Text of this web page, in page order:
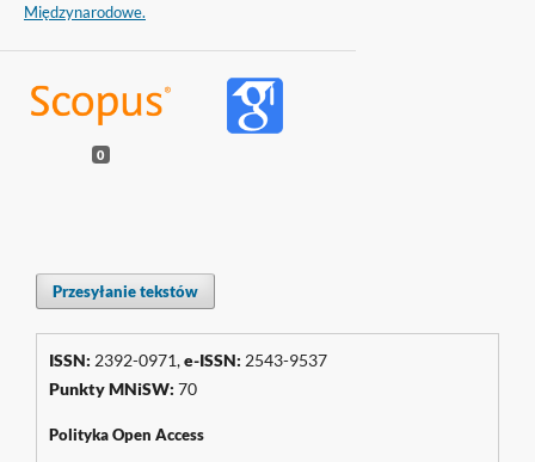
Międzynarodowe.
0
Przesyłanie tekstów
ISSN: 2392-0971,e-ISSN: 2543-9537
PunktyMNiSW: 70
Polityka Open Access